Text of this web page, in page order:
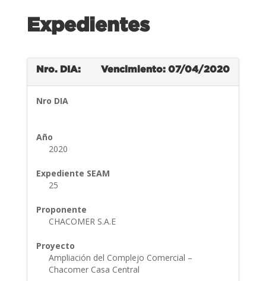
Expedientes
Nro. DIA: Vencimiento: 07/04/2020
Nro DIA
Año
2020
Expediente SEAM
25
Proponente
CHACOMER S.A.E
Proyecto
Ampliación del Complejo Comercial –
Chacomer Casa Central